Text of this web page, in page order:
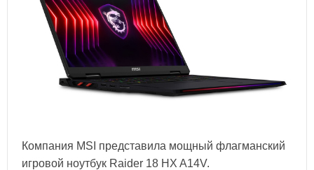
Компания MSI представила мощный флагманский
игровой ноутбук Raider 18 HX A14V.